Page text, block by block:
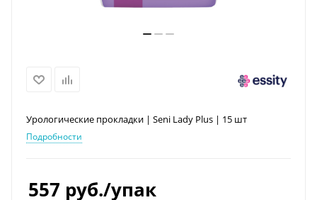
Урологические прокладки | Seni Lady Plus | 15 шт
Подробности
557 руб./упак